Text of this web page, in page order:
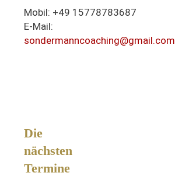
Mobil: +49 15778783687
E-Mail:
sondermanncoaching@gmail.com
Die
nächsten
Termine